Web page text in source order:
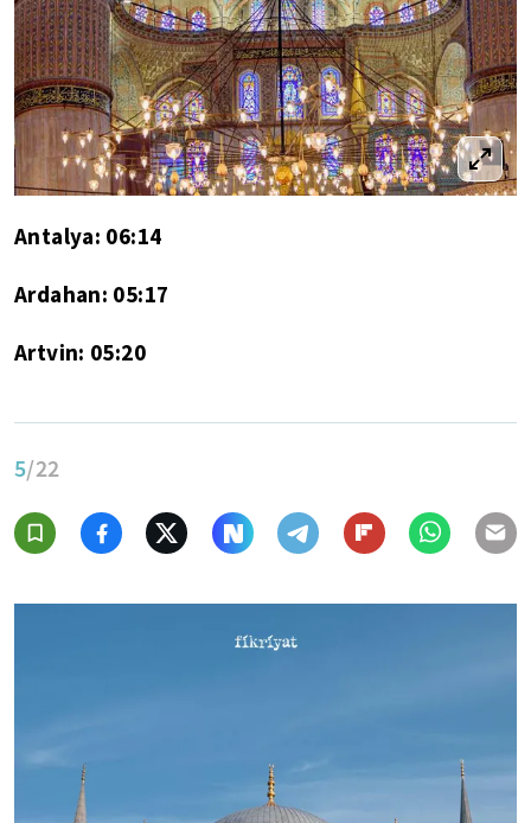
Antalya: 06:14
Ardahan: 05:17
Artvin: 05:20
5/22